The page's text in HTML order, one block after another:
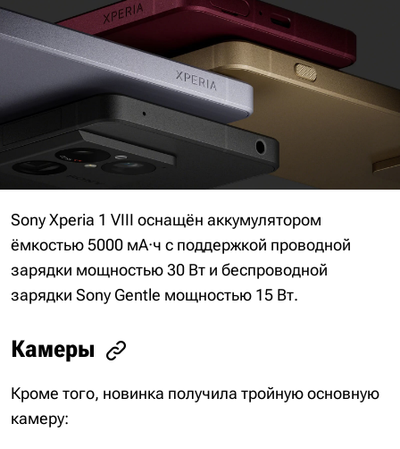
Sony Xperia 1 VIII оснащён аккумулятором
ёмкостью 5000 мА·ч с поддержкой проводной
зарядки мощностью 30 Вт и беспроводной
зарядки Sony Gentle мощностью 15 Вт.
Камеры
Кроме того, новинка получила тройную основную
камеру: